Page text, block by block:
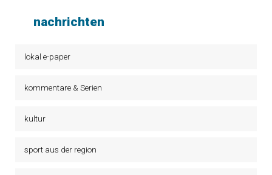
nachrichten
lokal e-paper
kommentare & Serien
kultur
sport aus der region